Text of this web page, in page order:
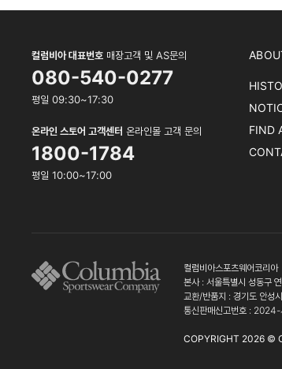
컬럼비아 대표번호 매장고객 및 AS문의
080-540-0277
평일 09:30~17:30
온라인 스토어 고객센터 온라인몰 고객 문의
1800-1784
평일 10:00~17:00
FIND
컬럼비아스포츠웨어코리아
본사 : 서울특별시 성동구
교환/반품지 : 경기도 안성
통신판매신고번호 :
COPYRIGHT 2026 ©